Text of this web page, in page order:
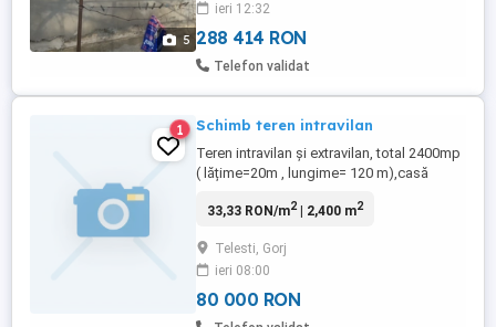
5
ieri 12:32
288 414 RON
Telefon validat
1 Schimb teren intravilan
Teren intravilan și extravilan, total 2400mp
( lățime=20m , lungime= 120 m),casă
electric funcțional, rețeaua de apă la limita
acces auto, șanțuri betonate, drum
asfaltat, iluminat stradal poate fi parcelat,
în Telești ...
33,33 RON/m2| 2,400 m2
Telesti, Gorj
ieri 08:00
80 000 RON